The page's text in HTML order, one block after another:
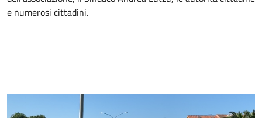
e numerosi cittadini.